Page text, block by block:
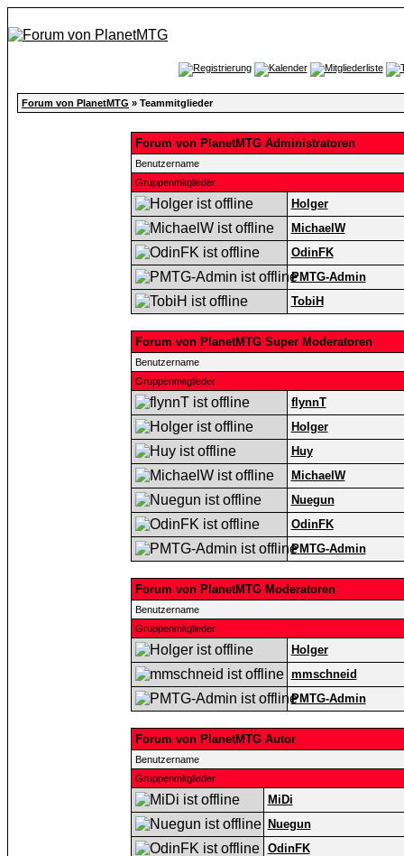
Forum von PlanetMTG » Teammitglieder
Forum von PlanetMTG Administratoren
Benutzername
Gruppenmitglieder
Holger
MichaelW
OdinFK
PMTG-Admin
TobiH
Forum von PlanetMTG Super Moderatoren
Benutzername
Gruppenmitglieder
flynnT
Holger
Huy
MichaelW
Nuegun
OdinFK
PMTG-Admin
Forum von PlanetMTG Moderatoren
Benutzername
Gruppenmitglieder
Holger
mmschneid
PMTG-Admin
Forum von PlanetMTG Autor
Benutzername
Gruppenmitglieder
MiDi
Nuegun
OdinFK